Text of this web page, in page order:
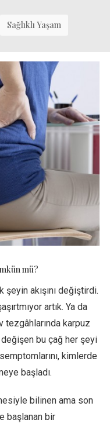
Sağlıklı Yaşam
mü?
şeyin akışını değiştirdi.
artık. Ya da
tezgâhlarında karpuz
bu çağ her şeyi
kimlerde
başladı.
bilinen ama son
başlanan bir